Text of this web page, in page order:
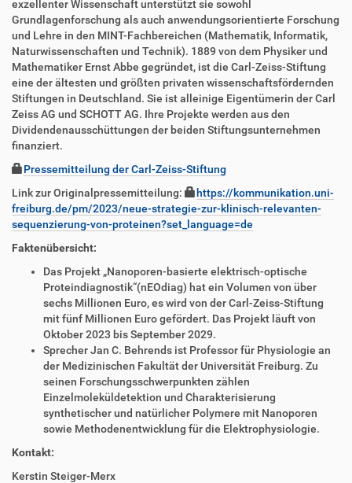
exzellenter Wissenschaft unterstützt sie sowohl
Grundlagenforschung als auch anwendungsorientierte Forschung
und Lehre in den MINT-Fachbereichen (Mathematik, Informatik,
Naturwissenschaften und Technik). 1889 von dem Physiker und
Mathematiker Ernst Abbe gegründet, ist die Carl-Zeiss-Stiftung
eine der ältesten und größten privaten wissenschaftsfördernden
Stiftungen in Deutschland. Sie ist alleinige Eigentümerin der Carl
Zeiss AG und SCHOTT AG. Ihre Projekte werden aus den
Dividendenausschüttungen der beiden Stiftungsunternehmen
finanziert.
Pressemitteilung der Carl-Zeiss-Stiftung
Link zur Originalpressemitteilung:
https://kommunikation.uni-
freiburg.de/pm/2023/neue-strategie-zur-klinisch-relevanten-
sequenzierung-von-proteinen?set_language=de
Faktenübersicht:
Das Projekt „Nanoporen-basierte elektrisch-optische
Proteindiagnostik“(nEOdiag) hat ein Volumen von über
sechs Millionen Euro, es wird von der Carl-Zeiss-Stiftung
mit fünf Millionen Euro gefördert. Das Projekt läuft von
Oktober 2023 bis September 2029.
Sprecher Jan C. Behrends ist Professor für Physiologie an
der Medizinischen Fakultät der Universität Freiburg. Zu
seinen Forschungsschwerpunkten zählen
Einzelmoleküldetektion und Charakterisierung
synthetischer und natürlicher Polymere mit Nanoporen
sowie Methodenentwicklung für die Elektrophysiologie.
Kontakt:
Kerstin Steiger-Merx